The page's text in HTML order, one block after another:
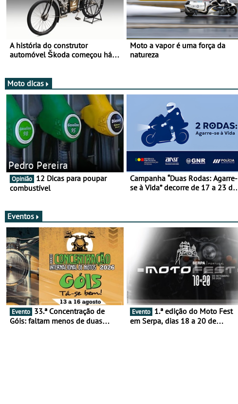
A história do construtor
automóvel Škoda começou há
Moto a vapor é uma força da
natureza
Moto dicas
Pedro Pereira
Opinião
combustível
Campanha “Duas Rodas: Agarre-
se à Vida” decorre de 17 a 23 de
Eventos
Evento
Góis: faltam menos de duas
Evento
em Serpa, dias 18 a 20 de